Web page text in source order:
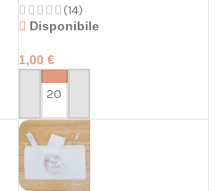
(14)
Disponibile
1,00 €
PERSONALIZZA